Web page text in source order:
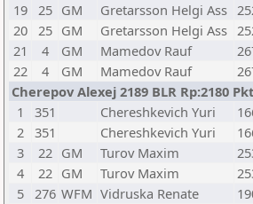
19 25 GM Gretarsson Helgi Ass
20 25 GM Gretarsson Helgi Ass
21
4 GM Mamedov Rauf
22
4 GM Mamedov Rauf
Cherepov Alexej 2189 BLR Rp:2180
1
351 Chereshkevich Yuri
2 351 Chereshkevich Yuri
3
22 GM Turov Maxim
4
22 GM Turov Maxim
5 276 WFM Vidruska Renate